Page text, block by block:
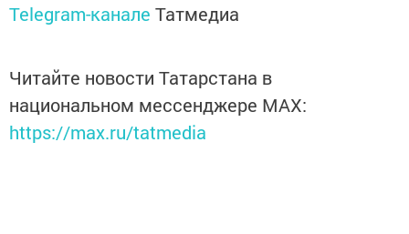
Telegram-канале Татмедиа
Читайте новости Татарстана в
национальном мессенджере MАХ:
https://max.ru/tatmedia